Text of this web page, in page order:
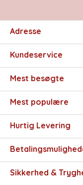
Adresse
Kundeservice
Mest besøgte
Mest populære
Hurtig Levering
Sikkerhed &